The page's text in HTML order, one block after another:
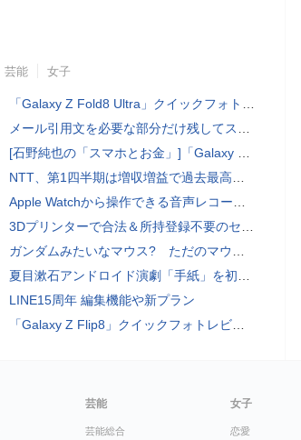
芸能 女子
「Galaxy Z Fold8 Ultra」クイックフォトレビュー
メール引用文を必要な部分だけ残してスッキリ返信するiPhoneメールの便利技：iPhone Tips
[石野純也の「スマホとお金」]「Galaxy Z Fold7／Flip7」発表、注目したいソフトバンクの価格攻勢
NTT、第1四半期は増収増益で過去最高 IOWNや分散GPUの取り組みを説明
​Apple Watchから操作できる音声レコーダMeta Recorder、録音レベル調整も対応
3Dプリンターで合法＆所持登録不要のセミオートマチック銃を自作、発砲試験にも成功した猛者が登場
ガンダムみたいなマウス? ただのマウスとは違うのだよ1944通りの形状に変更できる驚異のマウス
夏目漱石アンドロイド演劇「手紙」を初上演！平田オリザ氏の作・演出、二松学舎大学で
LINE15周年 編集機能や新プラン
「Galaxy Z Flip8」クイックフォトレビュー
芸能
芸能総合
女子
恋愛